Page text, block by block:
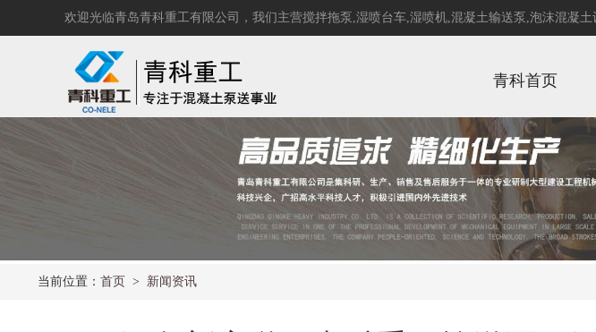
欢迎光临青岛青科重工有限公司，我们主营搅拌拖泵 ,湿喷台车,湿喷机,混凝土输送泵 ,泡沫混凝土
青科首页
当前位置： 首页 > 新闻资讯